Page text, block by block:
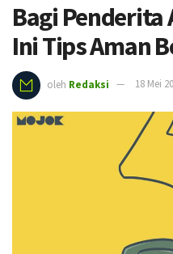
Bagi Penderita
Ini Tips Aman
oleh Redaksi 18 Mei